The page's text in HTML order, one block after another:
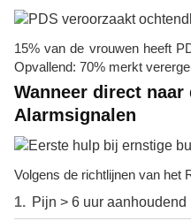
15% van de vrouwen heeft
Opvallend: 70% merkt
Wanneer direct naar
Alarmsignalen
Volgens de richtlijnen van het
Pijn > 6 uur aanhoudend